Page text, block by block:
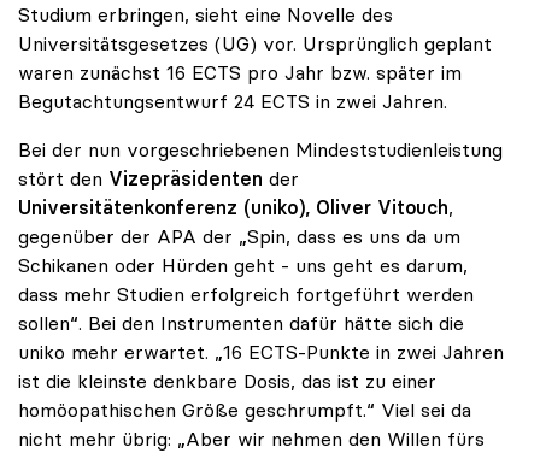
Studium erbringen, sieht eine Novelle des
Universitätsgesetzes (UG) vor. Ursprünglich geplant
waren zunächst 16 ECTS pro Jahr bzw. später im
Begutachtungsentwurf 24 ECTS in zwei Jahren.
Bei der nun vorgeschriebenen Mindeststudienleistung
stört den Vizepräsidenten der
Universitätenkonferenz (uniko), Oliver Vitouch,
gegenüber der APA der „Spin, dass es uns da um
Schikanen oder Hürden geht - uns geht es darum,
dass mehr Studien erfolgreich fortgeführt werden
sollen“. Bei den Instrumenten dafür hätte sich die
uniko mehr erwartet. „16 ECTS-Punkte in zwei Jahren
ist die kleinste denkbare Dosis, das ist zu einer
homöopathischen Größe geschrumpft.“ Viel sei da
nicht mehr übrig: „Aber wir nehmen den Willen fürs